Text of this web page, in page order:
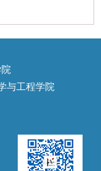
与工程学院